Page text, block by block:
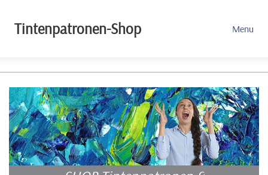
Tintenpatronen-Shop Menu